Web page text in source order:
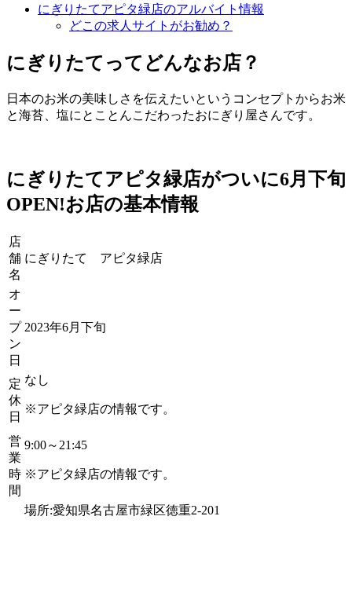
にぎりたてアピタ緑店のアルバイト情報
どこの求人サイトがお勧め？
にぎりたてってどんなお店？
日本のお米の美味しさを伝えたいというコンセプトからお米
と海苔、塩にとことんこだわったおにぎり屋さんです。
にぎりたてアピタ緑店がついに6月下旬
OPEN!お店の基本情報
店
舗
名
にぎりたて アピタ緑店
オ
ー
プ
ン
日
2023年6月下旬
定
休
日
なし
※アピタ緑店の情報です。
営
業
時
間
9:00～21:45
※アピタ緑店の情報です。
場所:愛知県名古屋市緑区徳重2-201